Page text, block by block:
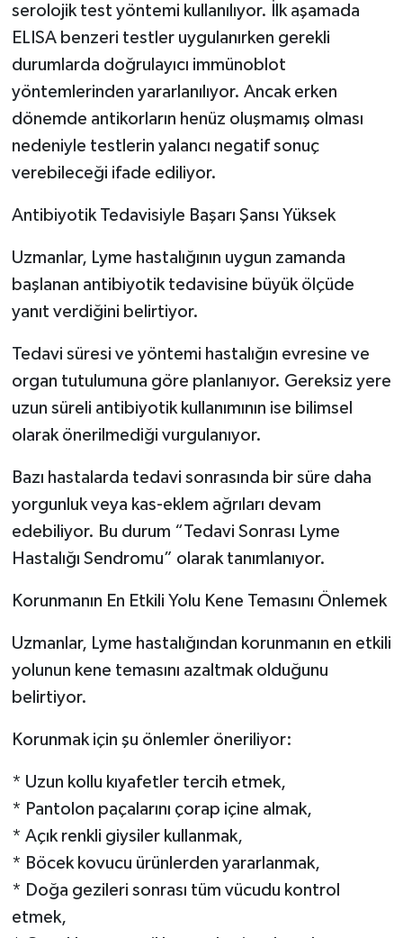
serolojik test yöntemi kullanılıyor. İlk aşamada
ELISA benzeri testler uygulanırken gerekli
durumlarda doğrulayıcı immünoblot
yöntemlerinden yararlanılıyor. Ancak erken
dönemde antikorların henüz oluşmamış olması
nedeniyle testlerin yalancı negatif sonuç
verebileceği ifade ediliyor.
Antibiyotik Tedavisiyle Başarı Şansı Yüksek
Uzmanlar, Lyme hastalığının uygun zamanda
başlanan antibiyotik tedavisine büyük ölçüde
yanıt verdiğini belirtiyor.
Tedavi süresi ve yöntemi hastalığın evresine ve
organ tutulumuna göre planlanıyor. Gereksiz yere
uzun süreli antibiyotik kullanımının ise bilimsel
olarak önerilmediği vurgulanıyor.
Bazı hastalarda tedavi sonrasında bir süre daha
yorgunluk veya kas-eklem ağrıları devam
edebiliyor. Bu durum “Tedavi Sonrası Lyme
Hastalığı Sendromu” olarak tanımlanıyor.
Korunmanın En Etkili Yolu Kene Temasını Önlemek
Uzmanlar, Lyme hastalığından korunmanın en etkili
yolunun kene temasını azaltmak olduğunu
belirtiyor.
Korunmak için şu önlemler öneriliyor:
* Uzun kollu kıyafetler tercih etmek,
* Pantolon paçalarını çorap içine almak,
* Açık renkli giysiler kullanmak,
* Böcek kovucu ürünlerden yararlanmak,
* Doğa gezileri sonrası tüm vücudu kontrol
etmek,